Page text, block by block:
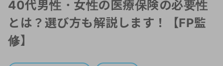
40代男性・女性の医療保険の必要性
とは？選び方も解説します！【FP監
修】